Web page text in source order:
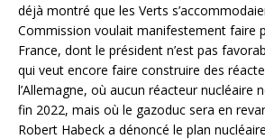
déjà montré que les Verts
Commission voulait manifestement faire
France, dont le président n’est pas
qui veut encore faire construire des
l’Allemagne, où aucun réacteur nucléaire
fin 2022, mais où le gazoduc sera en
Robert Habeck a dénoncé le plan